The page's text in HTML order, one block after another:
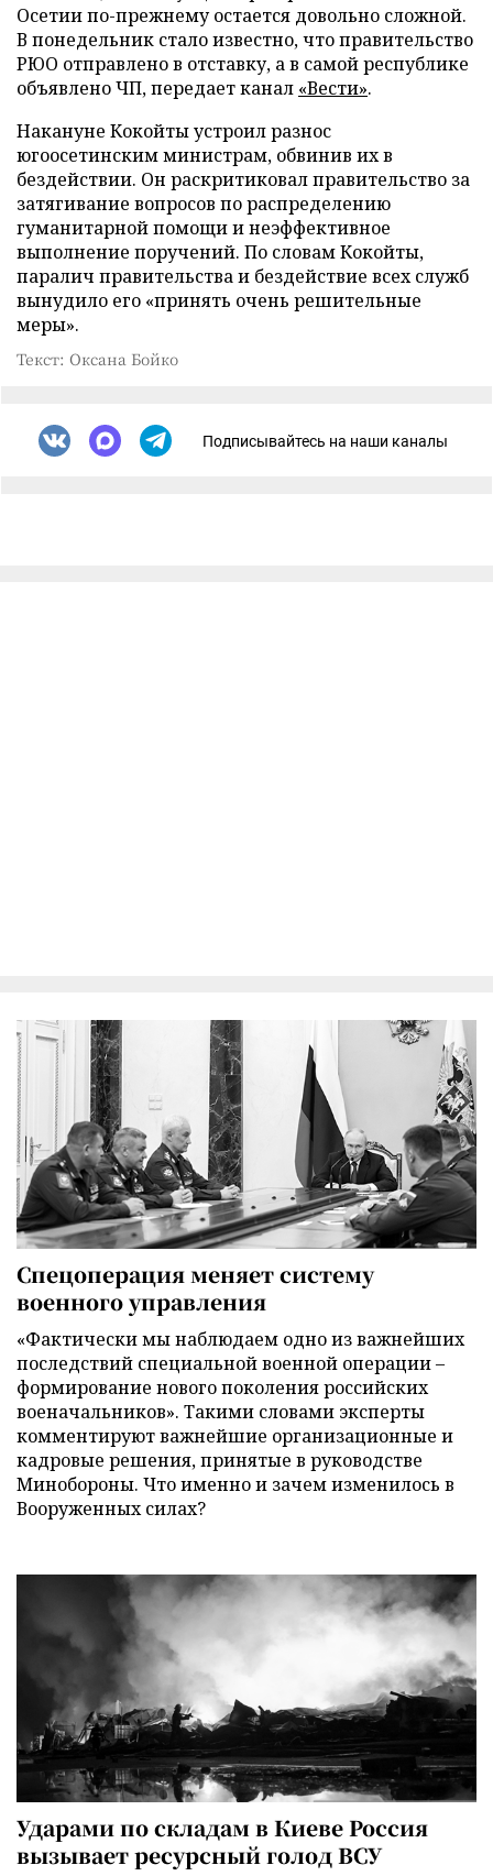
Осетии по-прежнему остается довольно сложной.
В понедельник стало известно, что правительство
РЮО отправлено в отставку, а в самой республике
объявлено ЧП, передает канал «Вести».
Накануне Кокойты устроил разнос
югоосетинским министрам, обвинив их в
бездействии. Он раскритиковал правительство за
затягивание вопросов по распределению
гуманитарной помощи и неэффективное
выполнение поручений. По словам Кокойты,
паралич правительства и бездействие всех служб
вынудило его «принять очень решительные
меры».
Текст: Оксана Бойко
Подписывайтесь на наши каналы
Спецоперация меняет систему
военного управления
«Фактически мы наблюдаем одно из важнейших
последствий специальной военной операции –
формирование нового поколения российских
военачальников». Такими словами эксперты
комментируют важнейшие организационные и
кадровые решения, принятые в руководстве
Минобороны. Что именно и зачем изменилось в
Вооруженных силах?
Ударами по складам в Киеве Россия
вызывает ресурсный голод ВСУ